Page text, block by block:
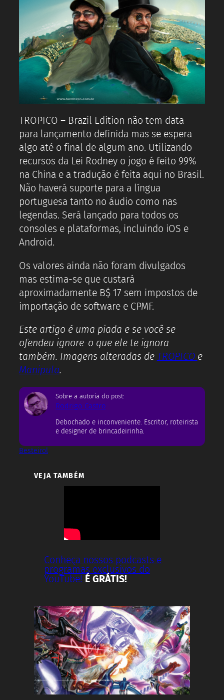
TROPICO – Brazil Edition não tem data
para lançamento definida mas se espera
algo até o final de algum ano. Utilizando
recursos da Lei Rodney o jogo é feito 99%
na China e a tradução é feita aqui no Brasil.
Não haverá suporte para a língua
portuguesa tanto no áudio como nas
legendas. Será lançado para todos os
consoles e plataformas, incluindo iOS e
Android.
Os valores ainda não foram divulgados
mas estima-se que custará
aproximadamente B$ 17 sem impostos de
importação de software e CPMF.
Este artigo é uma piada e se você se
ofendeu ignore-o que ele te ignora
também. Imagens alteradas de TROPICO e
Manipula.
Sobre a autoria do post:
Rodrigo Castro
Debochado e inconveniente. Escritor, roteirista
e designer de brincadeirinha.
Besteirol
VEJA TAMBÉM
Conheça nossos podcasts e
programas exclusivos do
YouTube! É GRÁTIS!